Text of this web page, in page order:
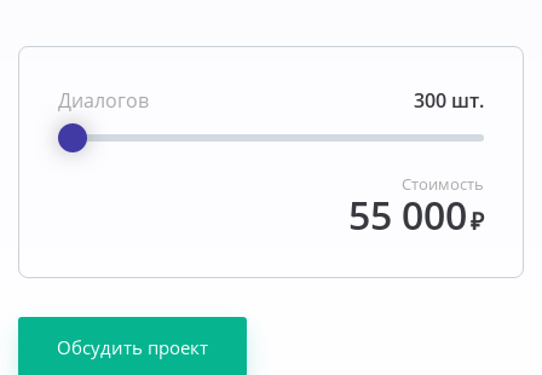
Диалогов 300 шт.
Стоимость
55 000₽
Обсудить проект